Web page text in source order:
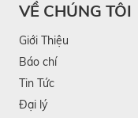
VỀ CHÚNG TÔI
Giới Thiệu
Báo chí
Tin Tức
Đại lý